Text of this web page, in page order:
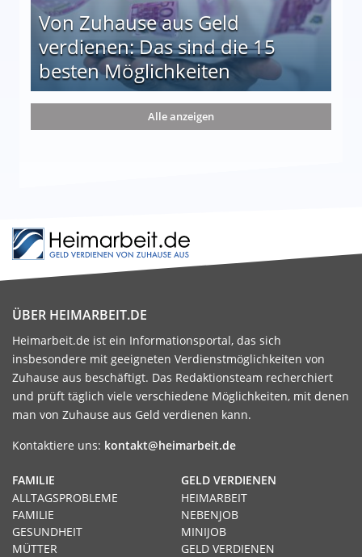
Von Zuhause aus Geld
verdienen: Das sind die 15
besten Möglichkeiten
die 15 besten Möglichkeiten
Alle anzeigen
ÜBER HEIMARBEIT.DE
Heimarbeit.de ist ein Informationsportal, das sich
insbesondere mit geeigneten Verdienstmöglichkeiten von
Zuhause aus beschäftigt. Das Redaktionsteam recherchiert
und prüft täglich viele verschiedene Möglichkeiten, mit denen
man von Zuhause aus Geld verdienen kann.
Kontaktiere uns: kontakt@heimarbeit.de
GELD VERDIENEN
HEIMARBEIT
NEBENJOB
MINIJOB
GELD VERDIENEN
FAMILIE
ALLTAGSPROBLEME
FAMILIE
GESUNDHEIT
MÜTTER